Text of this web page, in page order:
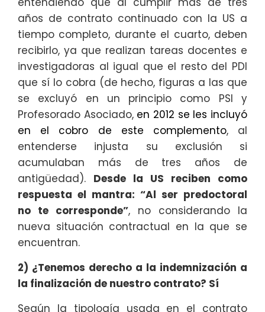
años de contrato continuado con la US a
tiempo completo, durante el cuarto, deben
recibirlo, ya que realizan tareas docentes e
investigadoras al igual que el resto del PDI
que sí lo cobra (de hecho, figuras a las que
se excluyó en un principio como PSI y
Profesorado Asociado, en 2012 se les incluyó
en el cobro de este complemento, al
entenderse injusta su exclusión si
acumulaban más de tres años de
antigüedad). Desde la US reciben como
respuesta el mantra: “Al ser predoctoral
no te corresponde”, no considerando la
nueva situación contractual en la que se
encuentran.
2) ¿Tenemos derecho a la indemnización a
la finalización de nuestro contrato? Sí
Según la tipología usada en el contrato